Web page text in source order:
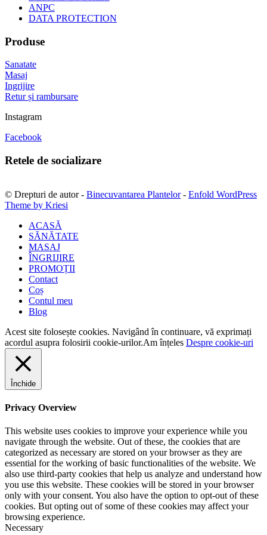
ANPC
DATA PROTECTION
Produse
Sanatate
Masaj
Ingrijire
Retur și rambursare
Instagram
Facebook
Retele de socializare
© Drepturi de autor - Binecuvantarea Plantelor- Enfold WordPress
Theme by Kriesi
ACASĂ
SĂNĂTATE
MASAJ
ÎNGRIJIRE
PROMOȚII
Contact
Coș
Contul meu
Blog
Acest site folosește cookies. Navigând în continuare, vă exprimați
acordul asupra folosirii cookie-urilor.Am înțeles Despre cookie-uri
Închide
Privacy Overview
This website uses cookies to improve your experience while you
navigate through the website. Out of these, the cookies that are
categorized as necessary are stored on your browser as they are
essential for the working of basic functionalities of the website. We
also use third-party cookies that help us analyze and understand how
you use this website. These cookies will be stored in your browser
only with your consent. You also have the option to opt-out of these
cookies. But opting out of some of these cookies may affect your
browsing experience.
Necessary